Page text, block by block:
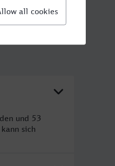
und 53
sich